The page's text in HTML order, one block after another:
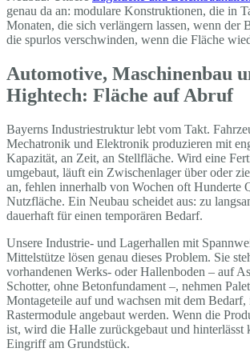
genau da an: modulare Konstruktionen, die in
Monaten, die sich verlängern lassen, wenn der
die spurlos verschwinden, wenn die Fläche
Automotive, Maschinenbau
Hightech: Fläche auf Abruf
Bayerns Industriestruktur lebt vom Takt.
Mechatronik und Elektronik produzieren mit
Kapazität, an Zeit, an Stellfläche. Wird eine
umgebaut, läuft ein Zwischenlager über oder
an, fehlen innerhalb von Wochen oft Hunderte
Nutzfläche. Ein Neubau scheidet aus: zu
dauerhaft für einen temporären Bedarf.
Unsere Industrie- und Lagerhallen mit
Mittelstütze lösen genau dieses Problem. Sie
vorhandenen Werks- oder Hallenboden – auf
Schotter, ohne Betonfundament –, nehmen
Montageteile auf und wachsen mit dem Bedarf,
Rastermodule angebaut werden. Wenn die
ist, wird die Halle zurückgebaut und hinterlässt
Eingriff am Grundstück.